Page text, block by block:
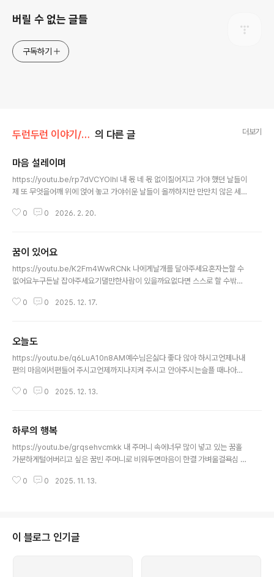
버릴 수 없는 글들
구독하기
두런두런 이야기/시 모음 의 다른 글 더보기
마음 설레이며
https://youtu.be/rp7dVCYOlhI 내 몫 네 몫 없이짊어지고 가야 했던 날들이
제 또 무엇을어깨 위에 얹어 놓고 가야쉬운 날들이 올까하지만 만만치 않은 세
기 때문에가슴 벅차올라 맘 설레며그 맘 왔음 하고 간다
0 0 2026. 2. 20.
꿈이 있어요
https://youtu.be/K2Fm4WwRCNk 나에게날개를 달아주세요혼자는할 수
없어요누구든날 잡아주세요기댈만한사람이 있을까요없다면 스스로 할 수밖에
어요지워지지 않는꿈이 있어요나는 나를 믿어요내가 얼마나소중한 사람인지
0 0 2025. 12. 17.
오늘도
https://youtu.be/q6LuA10n8AM예수님은싫다 좋다 않아 하시고언제나내
편의 마음에서편들어 주시고언제까지나지켜 주시고 안아주시는슬플 때나아플
늘도기쁜 마음으로오늘도용기 있게 살아갑니다
0 0 2025. 12. 13.
하루의 행복
https://youtu.be/grqsehvcmkk 내 주머니 속에너무 많이 넣고 있는 꿈홀
가분하게털어버리고 싶은 꿈빈 주머니로 비워두면마음이 한결 가벼울걸욕심 때
도하루의 행복을넉넉히 채워주시는주님이 계신 것을
0 0 2025. 11. 13.
이 블로그 인기글